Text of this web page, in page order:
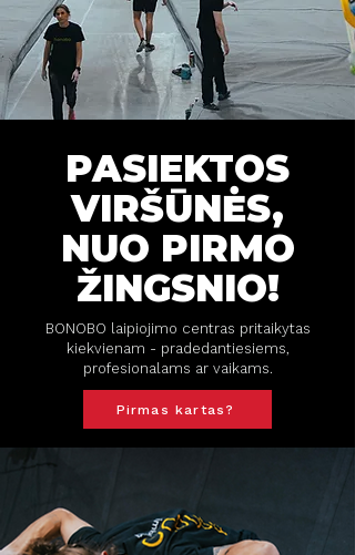
PASIEKTOS
VIRŠŪNĖS,
NUO PIRMO
ŽINGSNIO!
BONOBO laipiojimo centras pritaikytas
kiekvienam - pradedantiesiems,
profesionalams ar vaikams.
Pirmas kartas?